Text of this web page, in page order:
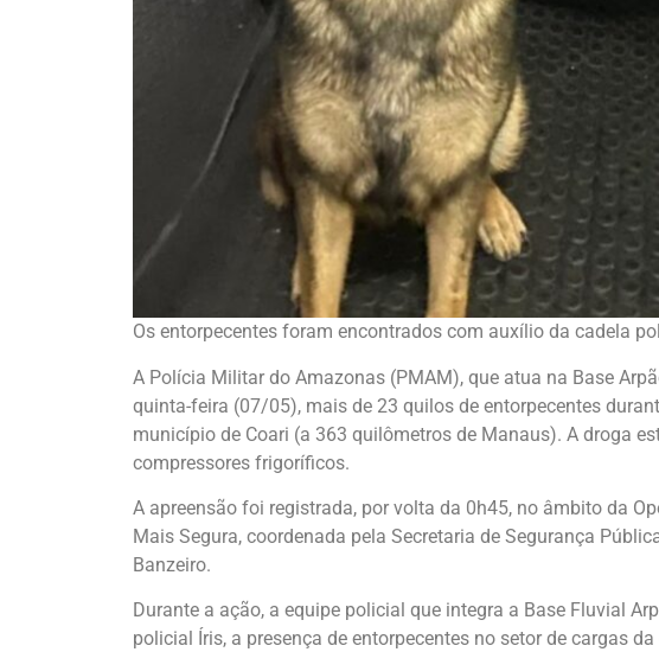
Os entorpecentes foram encontrados com auxílio da cadela
A Polícia Militar do Amazonas (PMAM), que atua na Base
quinta-feira (07/05), mais de 23 quilos de entorpecentes
município de Coari (a 363 quilômetros de Manaus). A droga
compressores frigoríficos.
A apreensão foi registrada, por volta da 0h45, no âmbito da
Mais Segura, coordenada pela Secretaria de Segurança
Banzeiro.
Durante a ação, a equipe policial que integra a Base Fluvial
policial Íris, a presença de entorpecentes no setor de cargas